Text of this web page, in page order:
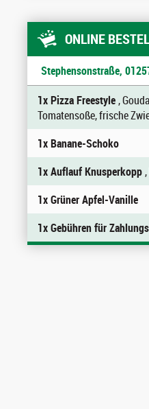
ONLINE
Stephensonstraße,
1x Pizza Freestyle,
Tomatensoße, frische
1x Banane-Schoko
1x Auflauf Knusperkopp
1x Grüner Apfel-Vanille
1x Gebühren für